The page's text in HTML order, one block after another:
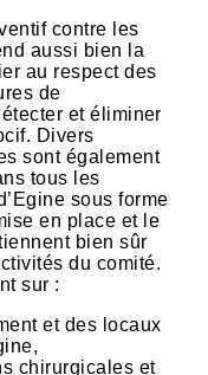
contre les
aussi bien la
au respect des
de
et éliminer
Divers
sont également
tous les
sous forme
en place et le
bien sûr
du comité.
sur :
et des locaux
chirurgicales et